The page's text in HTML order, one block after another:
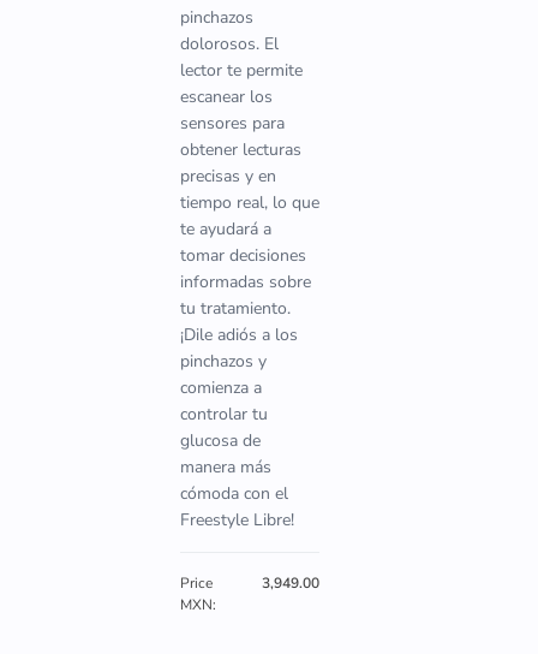
pinchazos
dolorosos. El
lector te permite
escanear los
sensores para
obtener lecturas
precisas y en
tiempo real, lo que
te ayudará a
tomar decisiones
informadas sobre
tu tratamiento.
¡Dile adiós a los
pinchazos y
comienza a
controlar tu
glucosa de
manera más
cómoda con el
Freestyle Libre!
Price
MXN:
3,949.00